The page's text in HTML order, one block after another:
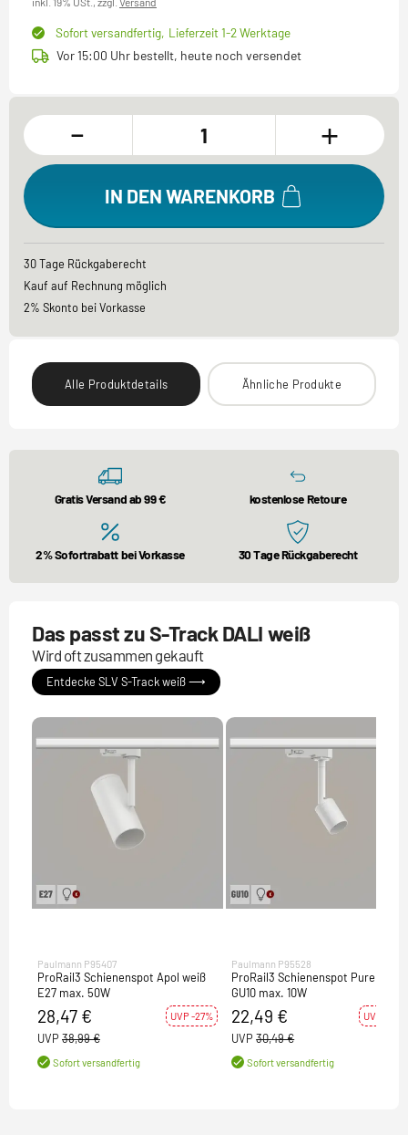
Sofort versandfertig, Lieferzeit 1-2 Werktage
Vor 15:00 Uhr bestellt, heute noch versendet
- +
IN DEN WARENKORB
30 Tage Rückgaberecht
Kauf auf Rechnung möglich
2% Skonto bei Vorkasse
Alle Produktdetails Ähnliche Produkte
Gratis Versand ab 99 € kostenlose Retoure
2% Sofortrabatt bei Vorkasse 30 Tage Rückgaberecht
Das passt zu S-Track DALI weiß
Wird oft zusammen gekauft
Entdecke SLV S-Track weiß ⟶
Paulmann P95407
ProRail3 Schienenspot Apol weiß
E27 max. 50W
28,47 € UVP -27%
UVP 38,99 €
Sofort versandfertig
Paulmann P95528
ProRail3 Schienenspot Purell weiß
GU10 max. 10W
22,49 € UVP -26%
UVP 30,49 €
Sofort versandfertig